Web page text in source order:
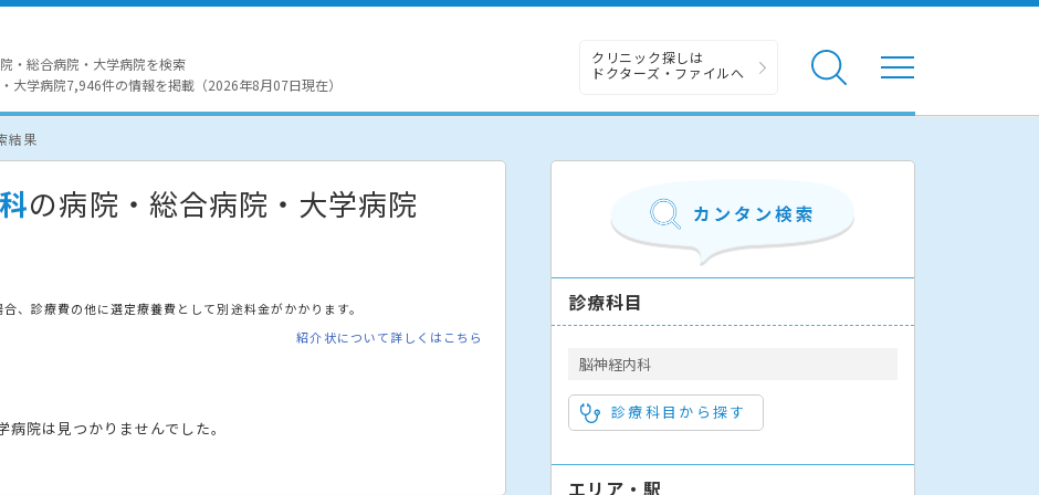
・総合病院・大学病院を検索
大学病院7,946件の情報を掲載（2026年8月07日現在）
クリニック探しは
ドクターズ・ファイルへ
結果
の病院・総合病院・大学病院
、診療費の他に選定療養費として別途料金がかかります。
紹介状について詳しくはこちら
院は見つかりませんでした。
診療科目
脳神経内科
診療科目から探す
エリア・駅